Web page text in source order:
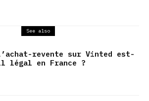
See also
revente sur Vinted est-
légal en France ?